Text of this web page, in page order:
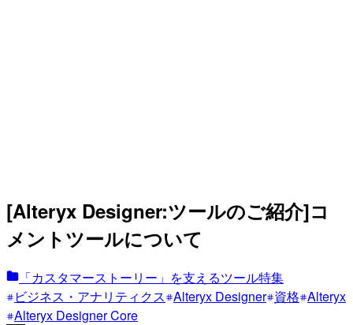
[Alteryx Designer:ツールのご紹介]コ
メントツールについて
「カスタマーストーリー」を支えるツール特集
ビジネス・アナリティクス Alteryx Designer 資格 Alteryx
Alteryx Designer Core